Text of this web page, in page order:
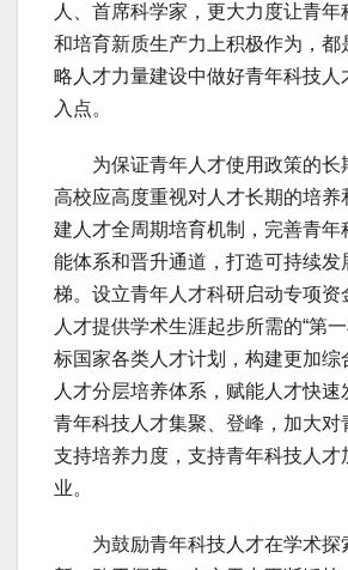
人、首席科学家，更大力度让青年
和培育新质生产力上积极作为，都
略人才力量建设中做好青年科技人
入点。
为保证青年人才使用政策的长
高校应高度重视对人才长期的培养
建人才全周期培育机制，完善青年
能体系和晋升通道，打造可持续发
梯。设立青年人才科研启动专项资
人才提供学术生涯起步所需的“第
标国家各类人才计划，构建更加综
人才分层培养体系，赋能人才快速
青年科技人才集聚、登峰，加大对
支持培养力度，支持青年科技人才
业。
为鼓励青年科技人才在学术探